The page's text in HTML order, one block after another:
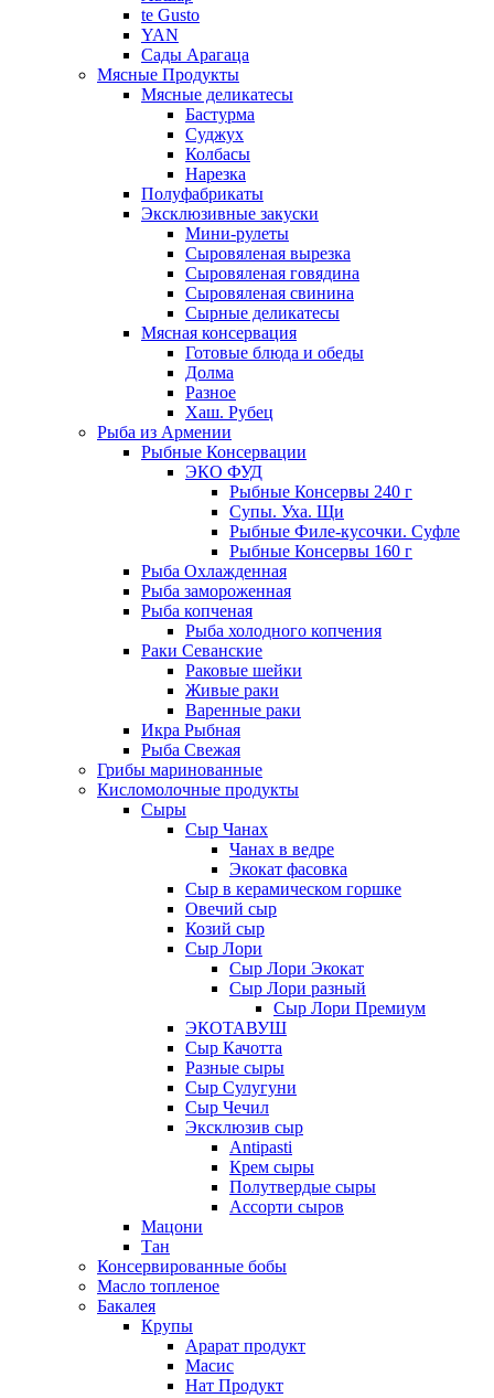
te Gusto
YAN
Сады Арагаца
Мясные Продукты
Мясные деликатесы
Бастурма
Суджух
Колбасы
Нарезка
Полуфабрикаты
Эксклюзивные закуски
Мини-рулеты
Сыровяленая вырезка
Сыровяленая говядина
Сыровяленая свинина
Сырные деликатесы
Мясная консервация
Готовые блюда и обеды
Долма
Разное
Хаш. Рубец
Рыба из Армении
Рыбные Консервации
ЭКО ФУД
Рыбные Консервы 240 г
Супы. Уха. Щи
Рыбные Филе-кусочки. Суфле
Рыбные Консервы 160 г
Рыба Охлажденная
Рыба замороженная
Рыба копченая
Рыба холодного копчения
Раки Севанские
Раковые шейки
Живые раки
Варенные раки
Икра Рыбная
Рыба Свежая
Грибы маринованные
Кисломолочные продукты
Сыры
Сыр Чанах
Чанах в ведре
Экокат фасовка
Сыр в керамическом горшке
Овечий сыр
Козий сыр
Сыр Лори
Сыр Лори Экокат
Сыр Лори разный
Сыр Лори Премиум
ЭКОТАВУШ
Сыр Качотта
Разные сыры
Сыр Сулугуни
Сыр Чечил
Эксклюзив сыр
Antipasti
Крем сыры
Полутвердые сыры
Ассорти сыров
Мацони
Тан
Консервированные бобы
Масло топленое
Бакалея
Крупы
Арарат продукт
Масис
Нат Продукт